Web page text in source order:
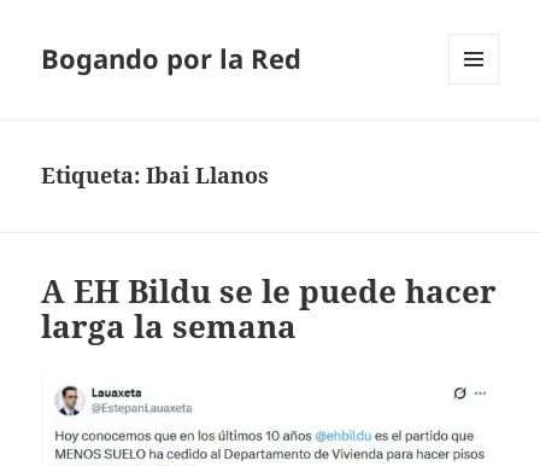
Bogando por la Red
Etiqueta:Ibai Llanos
A EH Bildu se le puede hacer
larga la semana